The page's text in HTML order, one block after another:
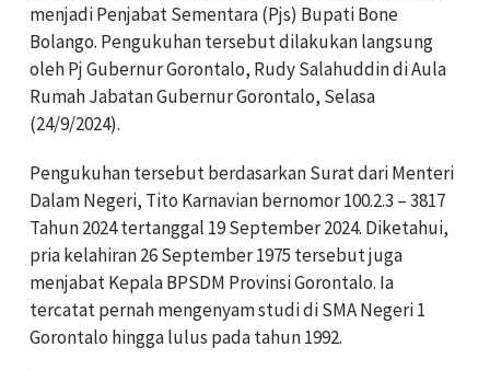
menjadi Penjabat Sementara (Pjs) Bupati Bone
Bolango. Pengukuhan tersebut dilakukan langsung
oleh Pj Gubernur Gorontalo, Rudy Salahuddin di Aula
Rumah Jabatan Gubernur Gorontalo, Selasa
(24/9/2024).
Pengukuhan tersebut berdasarkan Surat dari Menteri
Dalam Negeri, Tito Karnavian bernomor 100.2.3 – 3817
Tahun 2024 tertanggal 19 September 2024. Diketahui,
pria kelahiran 26 September 1975 tersebut juga
menjabat Kepala BPSDM Provinsi Gorontalo. Ia
tercatat pernah mengenyam studi di SMA Negeri 1
Gorontalo hingga lulus pada tahun 1992.